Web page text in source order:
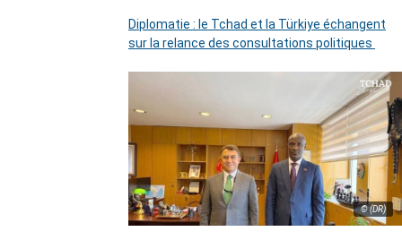
Diplomatie : le Tchad et la Türkiye échangent
sur la relance des consultations politiques
© (DR)